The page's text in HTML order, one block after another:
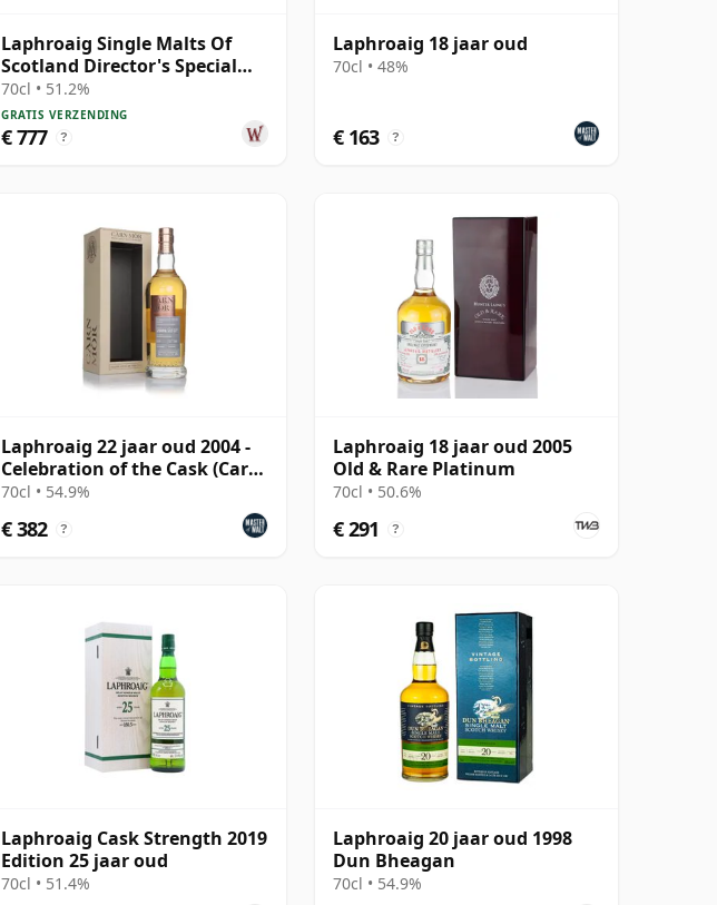
Laphroaig Single Malts Of
Scotland Director's Special
Scotch 27 jaar oud
70cl • 51.2%
GRATIS VERZENDING
€ 777 ?
Laphroaig 18 jaar oud
70cl • 48%
€ 163 ?
Laphroaig 22 jaar oud 2004 -
Celebration of the Cask (Carn
Mor)
70cl • 54.9%
€ 382 ?
Laphroaig 18 jaar oud 2005
Old & Rare Platinum
70cl • 50.6%
€ 291 ?
Laphroaig Cask Strength 2019
Edition 25 jaar oud
70cl • 51.4%
Laphroaig 20 jaar oud 1998
Dun Bheagan
70cl • 54.9%